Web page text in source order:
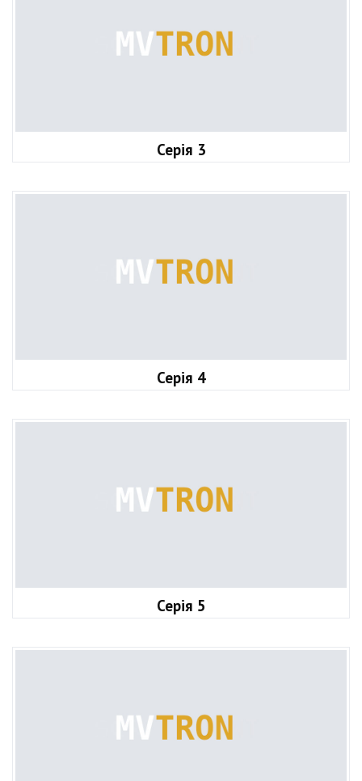
Серія 3
Серія 4
Серія 5